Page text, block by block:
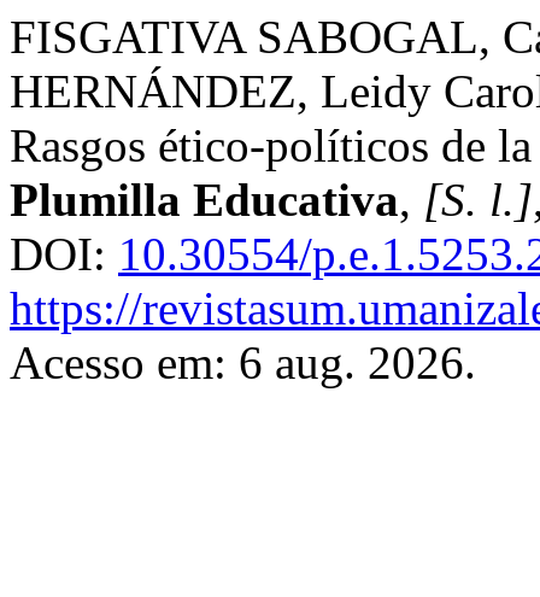
FISGATIVA SABOGAL,
HERNÁNDEZ, Leidy
Rasgos ético-políticos de
Plumilla Educativa, [S. l.]
DOI: 10.30554/
https://
Acesso em: 6 aug. 2026.